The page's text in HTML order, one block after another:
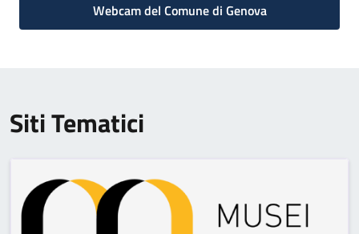
Webcam del Comune di Genova
Siti Tematici